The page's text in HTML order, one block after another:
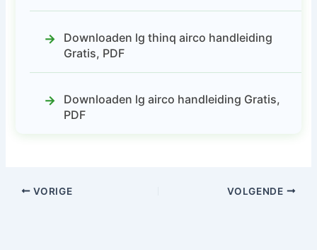
Downloaden lg thinq airco handleiding
Gratis, PDF
Downloaden lg airco handleiding Gratis,
PDF
VORIGE VOLGENDE